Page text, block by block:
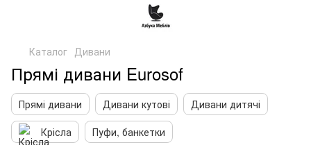
Каталог Дивани
Прямі дивани Eurosof
Прямі дивани Дивани кутові
Дивани дитячі
Крісла
Пуфи, банкетки